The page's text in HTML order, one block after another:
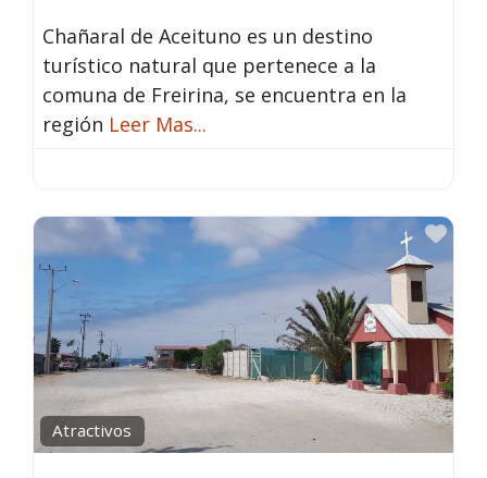
Chañaral de Aceituno es un destino
turístico natural que pertenece a la
comuna de Freirina, se encuentra en la
región Leer Mas...
Atractivos